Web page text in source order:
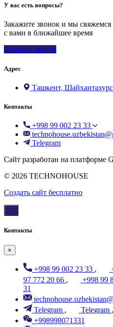
У вас есть вопросы?
Закажите звонок и мы свяжемся
с вами в ближайшее время
Заказать звонок
Адрес
Ташкент,
Контакты
+998 99 002 23 33
Telegram
Сайт разработан на платформе
© 2026 TECHNOHOUSE
Создать cайт бесплатно
Контакты
×
+998 99 002 23 33 ,
97 772 20 66 , +998 99
31
Telegram , Telegram ,
+998998071331